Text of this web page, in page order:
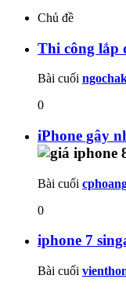
Chủ đề
Thi công lắp
Bài cuối
0
iPhone gây
Bài cuối
0
iphone 7
Bài cuối